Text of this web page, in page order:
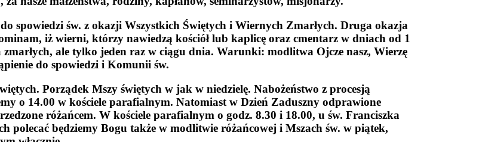
spowiedzi św. z okazji Wszystkich Świętych i Wiernych Zmarłych. Druga okazja
iż wierni, którzy nawiedzą kościół lub kaplicę oraz cmentarz w dniach od 1
zmarłych, ale tylko jeden raz w ciągu dnia. Warunki: modlitwa Ojcze nasz, Wierzę
do spowiedzi i Komunii św.
Porządek Mszy świętych w jak w niedzielę. Nabożeństwo z procesją
o 14.00 w kościele parafialnym. Natomiast w Dzień Zaduszny odprawione
różańcem. W kościele parafialnym o godz. 8.30 i 18.00, u św. Franciszka
polecać będziemy Bogu także w modlitwie różańcowej i Mszach św. w piątek,